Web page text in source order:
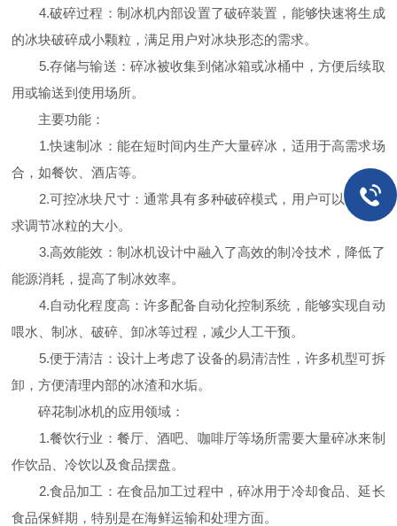
4.破碎过程：制冰机内部设置了破碎装置，能够快速将生成
的冰块破碎成小颗粒，满足用户对冰块形态的需求。
5.存储与输送：碎冰被收集到储冰箱或冰桶中，方便后续取
用或输送到使用场所。
主要功能：
1.快速制冰：能在短时间内生产大量碎冰，适用于高需求场
合，如餐饮、酒店等。
2.可控冰块尺寸：通常具有多种破碎模式，用户可以根据需
求调节冰粒的大小。
3.高效能效：制冰机设计中融入了高效的制冷技术，降低了
能源消耗，提高了制冰效率。
4.自动化程度高：许多配备自动化控制系统，能够实现自动
喂水、制冰、破碎、卸冰等过程，减少人工干预。
5.便于清洁：设计上考虑了设备的易清洁性，许多机型可拆
卸，方便清理内部的冰渣和水垢。
碎花制冰机的应用领域：
1.餐饮行业：餐厅、酒吧、咖啡厅等场所需要大量碎冰来制
作饮品、冷饮以及食品摆盘。
2.食品加工：在食品加工过程中，碎冰用于冷却食品、延长
食品保鲜期，特别是在海鲜运输和处理方面。